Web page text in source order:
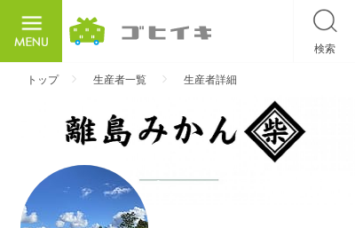
検索
トップ 生産者一覧 生産者詳細